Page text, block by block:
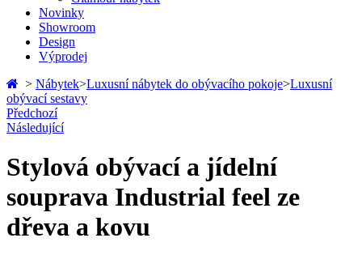
Novinky
Showroom
Design
Výprodej
> Nábytek>Luxusní nábytek do obývacího pokoje>Luxusní
obývací sestavy
Předchozí
Následující
Stylová obývací a jídelní
souprava Industrial feel ze
dřeva a kovu